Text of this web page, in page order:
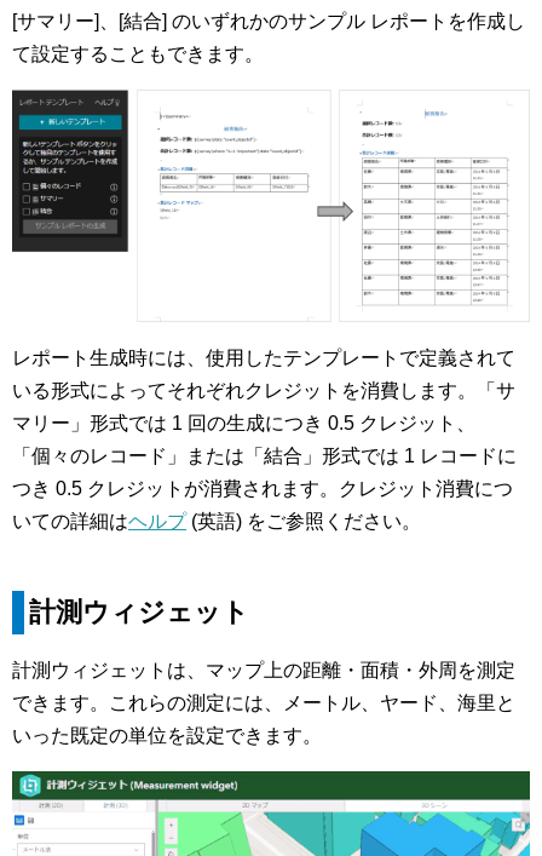
[サマリー]、[結合] のいずれかのサンプル レポートを作成し
て設定することもできます。
レポート生成時には、使用したテンプレートで定義されて
いる形式によってそれぞれクレジットを消費します。「サ
マリー」形式では 1 回の生成につき 0.5 クレジット、
「個々のレコード」または「結合」形式では 1 レコードに
つき 0.5 クレジットが消費されます。クレジット消費につ
いての詳細はヘルプ(英語) をご参照ください。
計測ウィジェット
計測ウィジェットは、マップ上の距離・面積・外周を測定
できます。これらの測定には、メートル、ヤード、海里と
いった既定の単位を設定できます。